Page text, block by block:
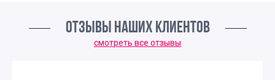
ОТЗЫВЫ НАШИХ КЛИЕНТОВ
смотреть все отзывы